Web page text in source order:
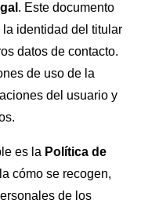
. Este documento
identidad del titular
datos de contacto.
de uso de la
del usuario y
es la Política de
cómo se recogen,
de los